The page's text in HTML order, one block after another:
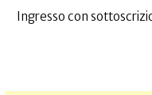
Ingresso con